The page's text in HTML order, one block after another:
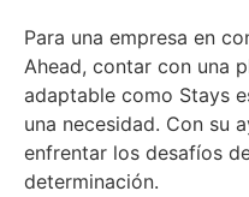
Para una empresa en
Ahead, contar con una
adaptable como Stays
una necesidad. Con su
enfrentar los desafíos
determinación.